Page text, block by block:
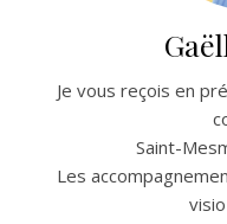
Je vous reçois en
Saint-
Les